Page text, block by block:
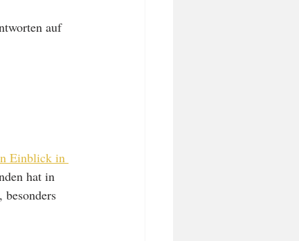
auf
Einblick in
hat in